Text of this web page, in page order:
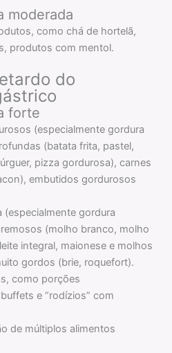
moderada
como chá de hortelã,
produtos com mentol.
do
forte
(especialmente gordura
(batata frita, pastel,
pizza gordurosa), carnes
embutidos gordurosos
(especialmente gordura
(molho branco, molho
integral, maionese e molhos
gordos (brie, roquefort).
como porções
e “rodízios” com
de múltiplos alimentos